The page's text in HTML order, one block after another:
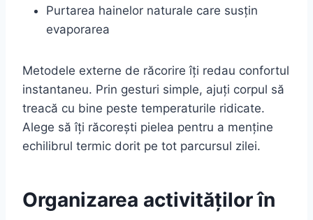
Purtarea hainelor naturale care susțin
evaporarea
Metodele externe de răcorire îți redau confortul
instantaneu. Prin gesturi simple, ajuți corpul să
treacă cu bine peste temperaturile ridicate.
Alege să îți răcorești pielea pentru a menține
echilibrul termic dorit pe tot parcursul zilei.
Organizarea activităților în